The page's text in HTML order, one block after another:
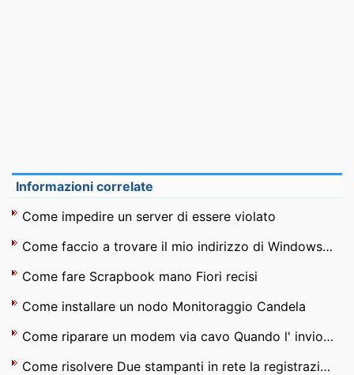
Informazioni correlate
Come impedire un server di essere violato
Come faccio a trovare il mio indirizzo di Windows Server IP
Come fare Scrapbook mano Fiori recisi
Come installare un nodo Monitoraggio Candela
Come riparare un modem via cavo Quando l' invio spia lampeggia
Come risolvere Due stampanti in rete la registrazione con l' indirizzo IP Same